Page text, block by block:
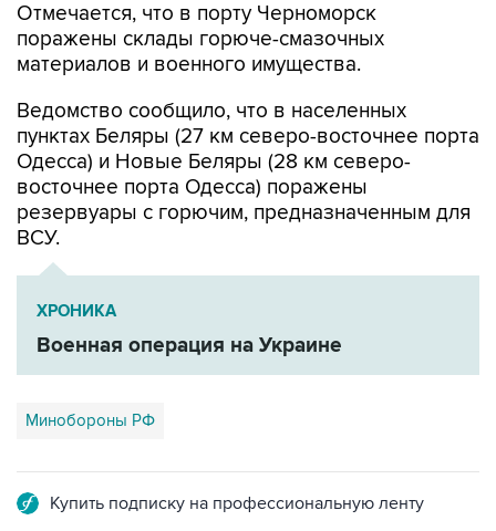
Отмечается, что в порту Черноморск
поражены склады горюче-смазочных
материалов и военного имущества.
Ведомство сообщило, что в населенных
пунктах Беляры (27 км северо-восточнее порта
Одесса) и Новые Беляры (28 км северо-
восточнее порта Одесса) поражены
резервуары с горючим, предназначенным для
ВСУ.
ХРОНИКА
Военная операция на Украине
Минобороны РФ
Купить подписку на профессиональную ленту